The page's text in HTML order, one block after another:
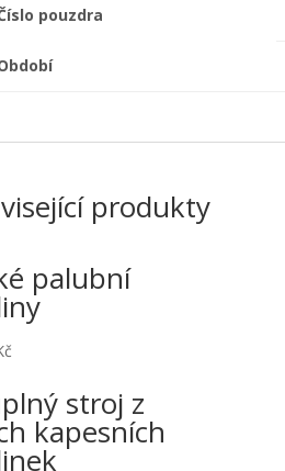
pouzdra
produkty
palubní
stroj z
kapesních